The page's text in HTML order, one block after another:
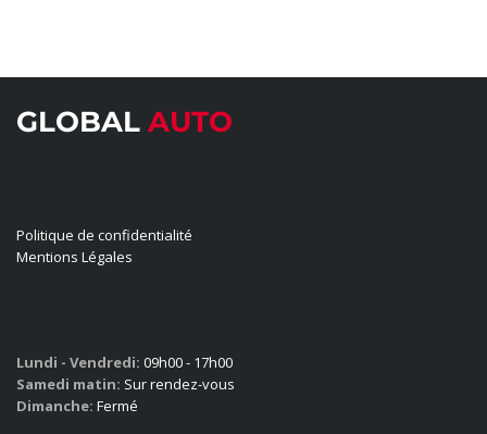
GLOBAL AUTO
Politique de confidentialité
Mentions Légales
Lundi - Vendredi: 09h00 - 17h00
Samedi matin: Sur rendez-vous
Dimanche: Fermé